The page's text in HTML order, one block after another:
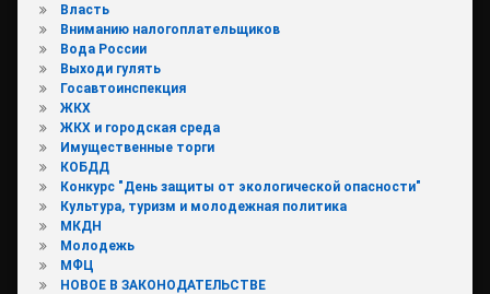
Власть
Вниманию налогоплательщиков
Вода России
Выходи гулять
Госавтоинспекция
ЖКХ
ЖКХ и городская среда
Имущественные торги
КОБДД
Конкурс "День защиты от экологической опасности"
Культура, туризм и молодежная политика
МКДН
Молодежь
МФЦ
НОВОЕ В ЗАКОНОДАТЕЛЬСТВЕ